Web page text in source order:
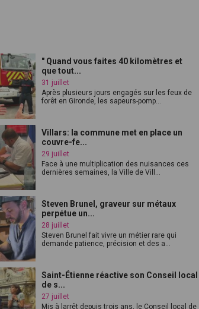
" Quand vous faites 40 kilomètres et
que tout...
31 juillet
Après plusieurs jours engagés sur les feux de
forêt en Gironde, les sapeurs-pomp...
Villars: la commune met en place un
couvre-fe...
29 juillet
Face à une multiplication des nuisances ces
dernières semaines, la Ville de Vill...
Steven Brunel, graveur sur métaux
perpétue un...
28 juillet
Steven Brunel fait vivre un métier rare qui
demande patience, précision et des a...
Saint-Étienne réactive son Conseil local
de s...
27 juillet
Mis à larrêt depuis trois ans, le Conseil local de